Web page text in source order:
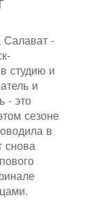
Салават -
студию и
и
- это
сезоне
в
снова